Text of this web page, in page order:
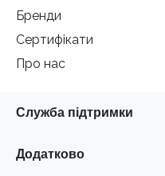
Бренди
Сертифікати
Про нас
Служба підтримки
Додатково